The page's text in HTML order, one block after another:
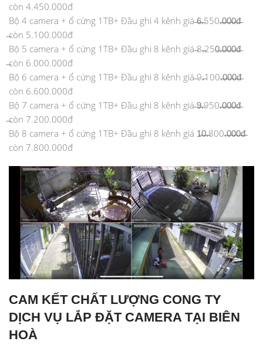
còn 4.450.000đ
Bộ 4 camera + ổ cứng 1TB+ Đầu ghi 4 kênh giá ̶6̶.̶550.̶0̶0̶0̶đ̶
̶còn 5.100.000đ
Bộ 5 camera + ổ cứng 1TB+ Đầu ghi 8 kênh giá ̶8.̶250̶.̶0̶0̶0̶đ̶
̶còn 6.000.000đ
Bộ 6 camera + ổ cứng 1TB+ Đầu ghi 8 kênh giá ̶9.̶100.̶0̶0̶0̶đ̶
còn 6.600.000đ
Bộ 7 camera + ổ cứng 1TB+ Đầu ghi 8 kênh giá ̶9̶.̶950.̶0̶0̶0̶đ̶
̶còn 7.200.000đ
Bộ 8 camera + ổ cứng 1TB+ Đầu ghi 8 kênh giá 1̶0̶.̶800.̶0̶0̶0̶đ̶
còn 7.800.000đ
CAM KẾT CHẤT LƯỢNG CONG TY
DỊCH VỤ LẮP ĐẶT CAMERA TẠI BIÊN
HOÀ